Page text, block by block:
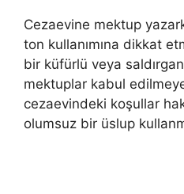
Cezaevine mektup
ton kullanımına dikkat
bir küfürlü veya
mektuplar kabul
cezaevindeki koşullar
olumsuz bir üslup